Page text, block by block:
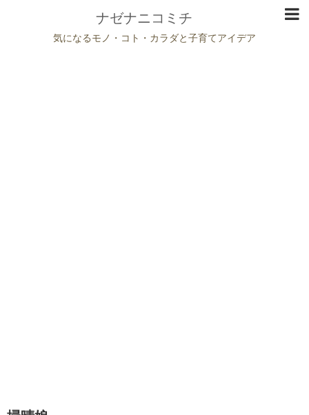
ナゼナニコミチ
気になるモノ・コト・カラダと子育てアイデア